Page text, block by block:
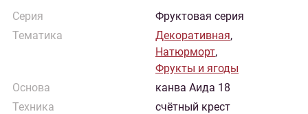
Серия
Фруктовая серия
Тематика
Декоративная,
Натюрморт,
Фрукты и ягоды
Основа
канва Аида 18
Техника
счётный крест